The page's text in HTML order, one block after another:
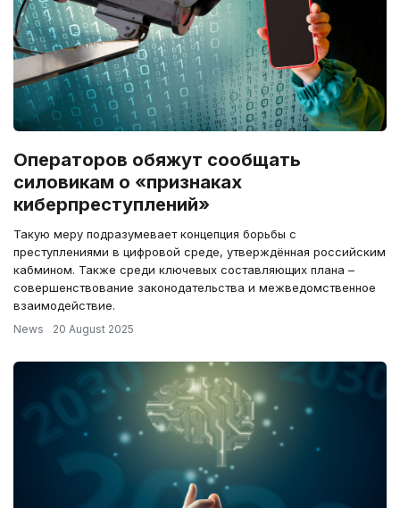
Операторов обяжут сообщать
силовикам о «признаках
киберпреступлений»
Такую меру подразумевает концепция борьбы с
преступлениями в цифровой среде, утверждённая российским
кабмином. Также среди ключевых составляющих плана –
совершенствование законодательства и межведомственное
взаимодействие.
News 20 August 2025